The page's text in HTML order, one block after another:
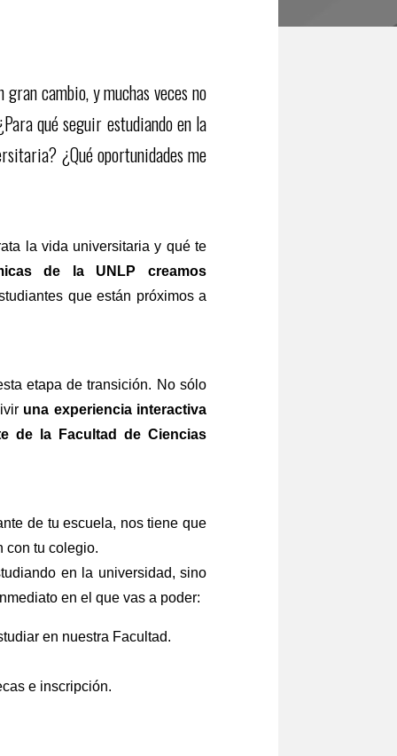
cambio, y muchas veces no
qué seguir estudiando en la
¿Qué oportunidades me
la vida universitaria y qué te
de la UNLP creamos
que están próximos a
etapa de transición. No sólo
una experiencia interactiva
de la Facultad de Ciencias
de tu escuela, nos tiene que
con tu colegio.
en la universidad, sino
en el que vas a poder:
en nuestra Facultad.
e inscripción.